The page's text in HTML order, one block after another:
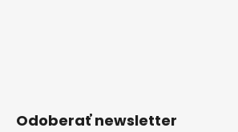
Odoberať newsletter